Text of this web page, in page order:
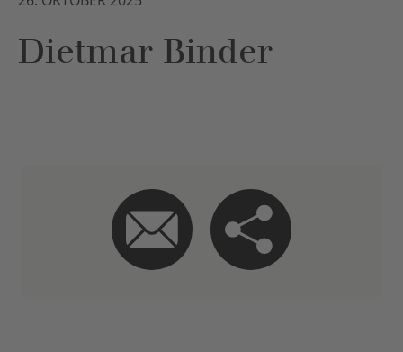
Dietmar Binder